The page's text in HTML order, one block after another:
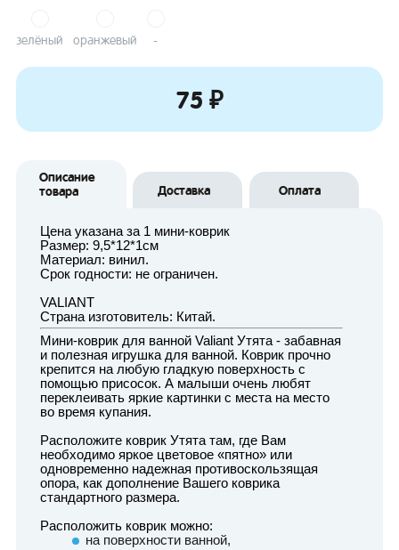
зелёный оранжевый -
75 ₽
Описание
товара
Доставка Оплата
Цена указана за 1 мини-коврик
Размер: 9,5*12*1см
Материал: винил.
Срок годности: не ограничен.
VALIANT
Страна изготовитель: Китай.
Мини-коврик для ванной Valiant Утята - забавная
и полезная игрушка для ванной. Коврик прочно
крепится на любую гладкую поверхность с
помощью присосок. А малыши очень любят
переклеивать яркие картинки с места на место
во время купания.
Расположите коврик Утята там, где Вам
необходимо яркое цветовое «пятно» или
одновременно надежная противоскользящая
опора, как дополнение Вашего коврика
стандартного размера.
Расположить коврик можно:
на поверхности ванной,